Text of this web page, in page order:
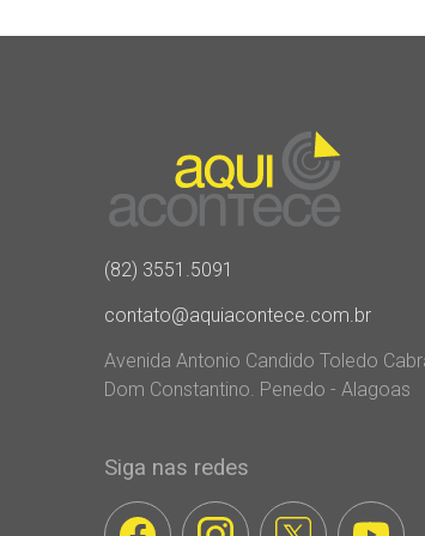
(82) 3551.5091
contato@aquiacontece.com.br
Avenida Antonio Candido Toledo
Dom Constantino. Penedo - Alagoas
Siga nas redes